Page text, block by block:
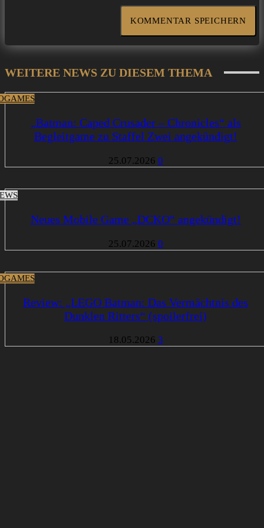
WEITERE NEWS ZU DIESEM THEMA
„Batman: Caped Crusader – Chronicles“ als
Begleitgame zu Staffel Zwei angekündigt!
25.07.2026 0
Neues Mobile Game „DCKO“ angekündigt!
25.07.2026 0
Review: „LEGO Batman: Das Vermächtnis des
Dunklen Ritters“ (spoilerfrei)
18.05.2026 3